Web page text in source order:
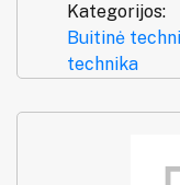
Kategorijos:
Buitinė
technika